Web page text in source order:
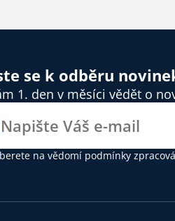
se k odběru
1. den v měsíci vědět o
na vědomí podmínky